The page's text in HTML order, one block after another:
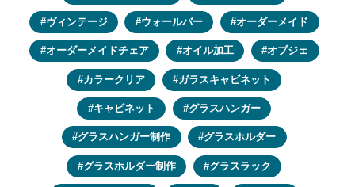
ヴィンテージ ウォールバー オーダーメイド
オーダーメイドチェア オイル加工 オブジェ
カラークリア ガラスキャビネット
キャビネット グラスハンガー
グラスハンガー制作 グラスホルダー
グラスホルダー制作 グラスラック